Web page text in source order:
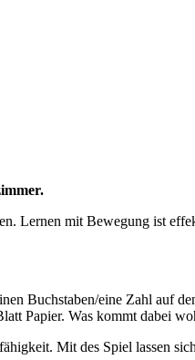
Lernen mit Bewegung ist
Buchstaben/eine Zahl auf
Papier. Was kommt dabei
Mit des Spiel lassen